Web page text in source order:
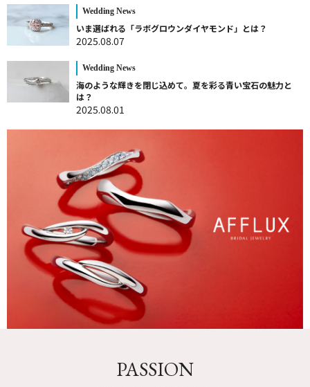
Wedding News
いま選ばれる「ラボグロウンダイヤモンド」とは？
2025.08.07
Wedding News
海のような輝きを閉じ込めて。夏を彩る青い宝石の魅力と
は？
2025.08.01
PASSION